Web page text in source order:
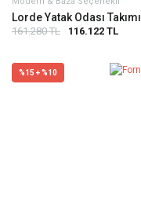
Lorde Yatak Odası Takımı
161.280 TL 116.122 TL
%15 + %10